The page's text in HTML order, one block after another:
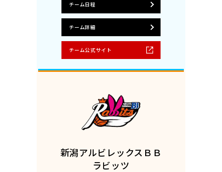
チーム日程
チーム詳細
チーム公式サイト
新潟アルビレックスＢＢ
ラビッツ